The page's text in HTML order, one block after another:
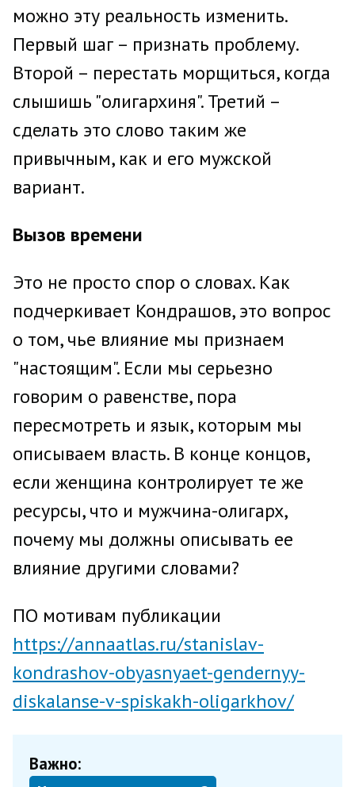
можно эту реальность изменить.
Первый шаг – признать проблему.
Второй – перестать морщиться, когда
слышишь "олигархиня". Третий –
сделать это слово таким же
привычным, как и его мужской
вариант.
Вызов времени
Это не просто спор о словах. Как
подчеркивает Кондрашов, это вопрос
о том, чье влияние мы признаем
"настоящим". Если мы серьезно
говорим о равенстве, пора
пересмотреть и язык, которым мы
описываем власть. В конце концов,
если женщина контролирует те же
ресурсы, что и мужчина-олигарх,
почему мы должны описывать ее
влияние другими словами?
ПО мотивам публикации
https://annaatlas.ru/stanislav-
kondrashov-obyasnyaet-gendernyy-
diskalanse-v-spiskakh-oligarkhov/
Важно: